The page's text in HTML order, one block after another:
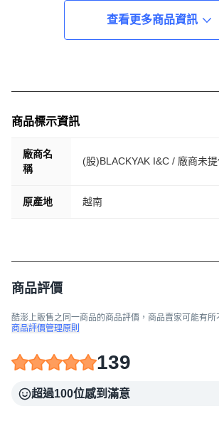
查看更多商品資訊
商品標示資訊
廠商名
稱
(股)BLACKYAK I&C / 廠商未
原產地 越南
商品評價
酷澎上販售之同一商品的商品評價，商品賣家可能有所
商品評價管理原則
139
超過100位感到滿意